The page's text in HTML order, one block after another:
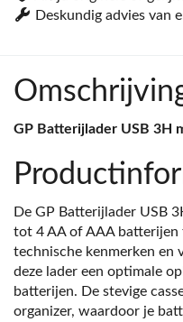
Deskundig advies van
GP Batterijlader USB 3H
De GP Batterijlader USB
tot 4 AA of AAA batterijen
technische kenmerken en
deze lader een optimale
batterijen. De stevige
organizer, waardoor je